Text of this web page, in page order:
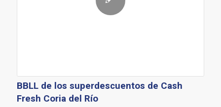
BBLL de los superdescuentos de Cash
Fresh Coria del Río